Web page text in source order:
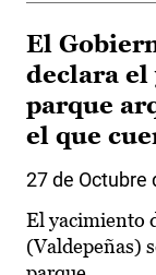
El
declara el
parque
el que
27 de Octubre
El yacimiento
(Valdepeñas)